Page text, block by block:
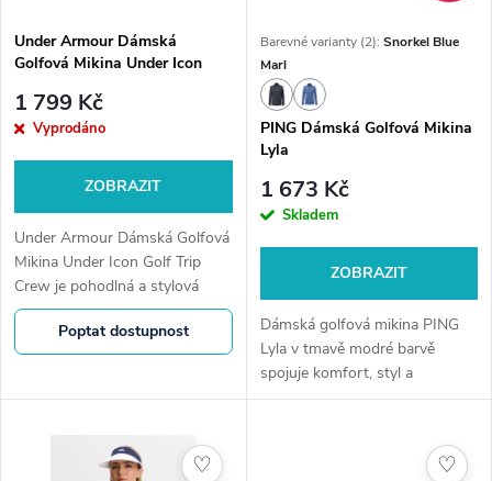
r
o
d
u
k
t
ů
p
r
o
u
k
t
ů
Under Armour Dámská
Golfová Mikina Under Icon
1 799 Kč
Vyprodáno
ZOBRAZIT
Under Armour Dámská Golfová
Mikina Under Icon Golf Trip
Crew je pohodlná a stylová
mikina pro golf i volný čas.
Lehký materiál zajišťuje
komfort, volnější střih
Poptat dostupnost
Barevné varianty (2): Snorkel Blue
Marl
PING Dámská Golfová Mikina
Lyla
1 673 Kč
Skladem
ZOBRAZIT
Dámská golfová mikina PING
Lyla v tmavě modré barvě
spojuje komfort, styl a
funkčnost. Díky technologii
teple i během chladných kol.
♡ ♡